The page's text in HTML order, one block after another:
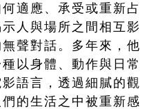
適應、承受或重新占
人與場所之間相互影
聲對話。多年來，他
以身體、動作與日常
語言，透過細膩的觀
的生活之中被重新感